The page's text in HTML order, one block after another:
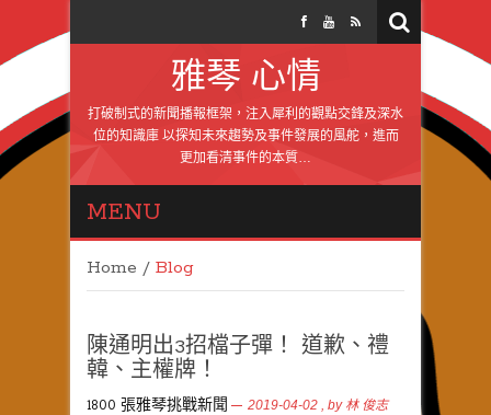
雅琴 心情
打破制式的新聞播報框架，注入犀利的觀點交鋒及深水
位的知識庫 以探知未來趨勢及事件發展的風舵，進而
更加看清事件的本質…
MENU
Home / Blog
陳通明出3招檔子彈！ 道歉、禮
韓、主權牌！
1800 張雅琴挑戰新聞 2019-04-02 , by 林 俊志